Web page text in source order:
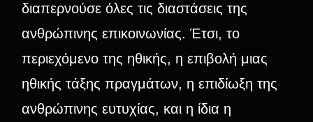
διαπερνούσε όλες τις διαστάσεις της
ανθρώπινης επικοινωνίας. Έτσι, το
περιεχόμενο της ηθικής, η επιβολή μιας
ηθικής τάξης πραγμάτων, η επιδίωξη της
ανθρώπινης ευτυχίας, και η ίδια η